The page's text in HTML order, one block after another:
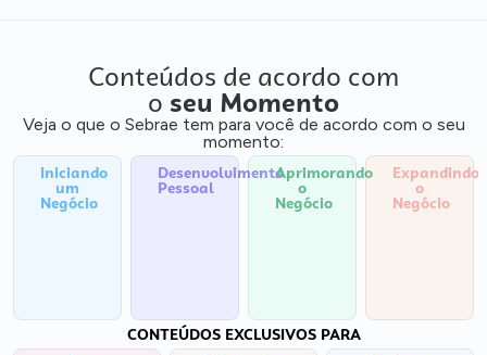
Conteúdos de acordo com
o seu Momento
Veja o que o Sebrae tem para você de acordo com o seu
momento:
Iniciando
um
Negócio
Desenvolvimento
Pessoal
Aprimorando
o
Negócio
Expandindo
o
Negócio
CONTEÚDOS EXCLUSIVOS PARA